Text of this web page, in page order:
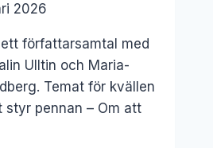
2026
författarsamtal med
Ulltin och Maria-
Temat för kvällen
styr pennan – Om att